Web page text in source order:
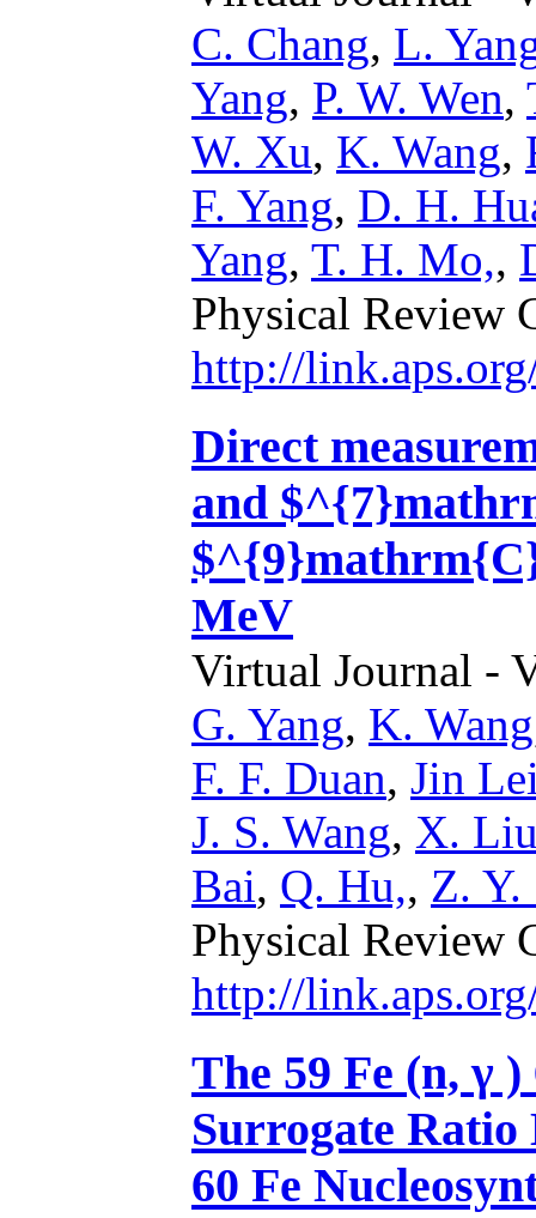
C. Chang, L.
Yang, P. W. Wen,
W. Xu, K. Wang,
F. Yang, D. H.
Yang, T. H. Mo,,
Physical Review
http://
Direct
and
MeV
Virtual Journal -
G. Yang, K. Wang
F. F. Duan, Jin
J. S. Wang, X.
Bai, Q. Hu,, Z. Y.
Physical Review
http://
The 59 Fe (n, γ
Surrogate
60 Fe